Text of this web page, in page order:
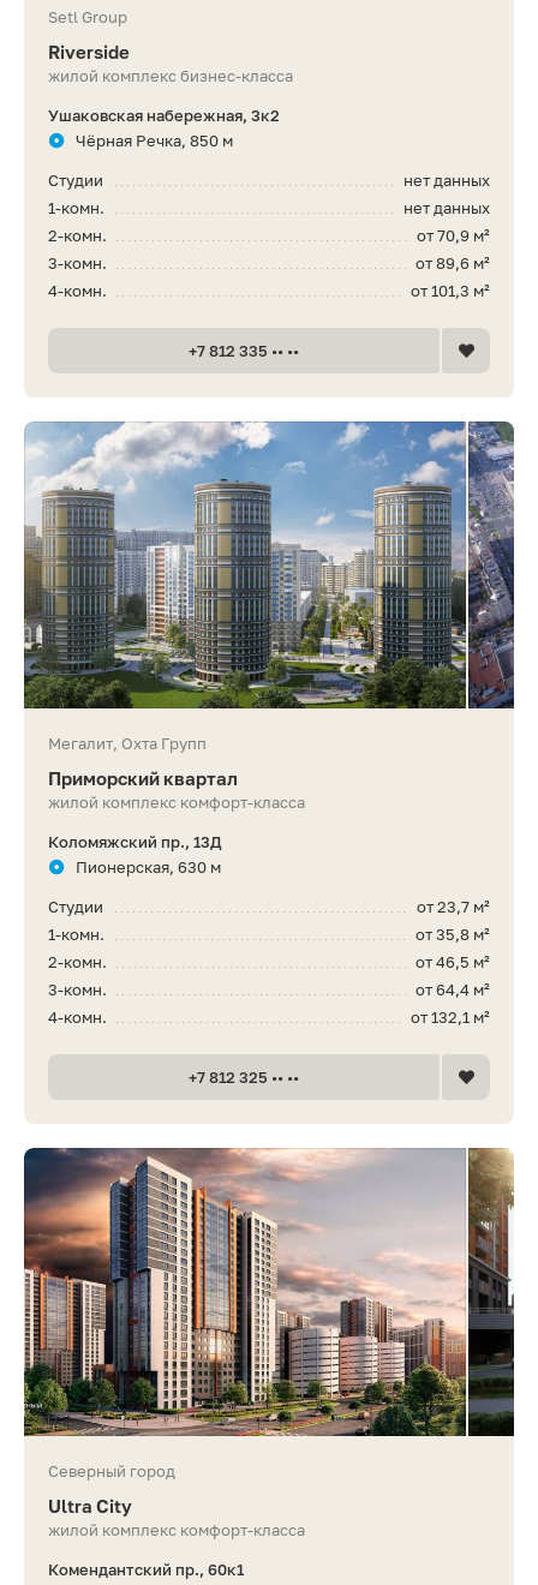
Setl Group
Riverside
жилой комплекс бизнес-класса
Ушаковская набережная, 3к2
Чёрная Речка, 850 м
нет данных
Студии
нет данных
1-комн.
от 70,9 м²
2-комн.
от 89,6 м²
3-комн.
от 101,3 м²
4-комн.
+7 812 335 •• ••
Мегалит, Охта Групп
Приморский квартал
жилой комплекс комфорт-класса
Коломяжский пр., 13Д
Пионерская, 630 м
от 23,7 м²
Студии
от 35,8 м²
1-комн.
от 46,5 м²
2-комн.
от 64,4 м²
3-комн.
от 132,1 м²
4-комн.
+7 812 325 •• ••
Северный город
Ultra City
жилой комплекс комфорт-класса
Комендантский пр., 60к1